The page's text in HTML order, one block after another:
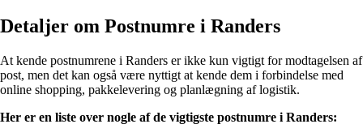
Detaljer om Postnumre i Randers
At kende postnumrene i Randers er ikke kun vigtigt for modtagelsen af
post, men det kan også være nyttigt at kende dem i forbindelse med
online shopping, pakkelevering og planlægning af logistik.
Her er en liste over nogle af de vigtigste postnumre i Randers: